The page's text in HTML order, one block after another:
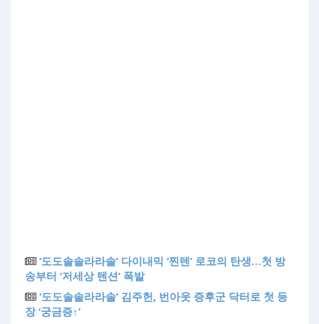
‘도도솔솔라라솔’ 다이내믹 ‘찐텐’ 로코의 탄생…첫 방
송부터 ‘저세상 텐션’ 폭발
‘도도솔솔라라솔’ 김주헌, 번아웃 증후군 닥터로 첫 등
장 ‘궁금증↑’